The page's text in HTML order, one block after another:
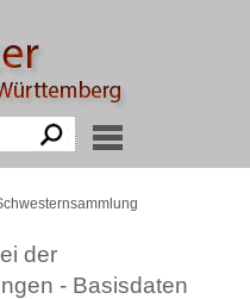
der
- Basisdaten